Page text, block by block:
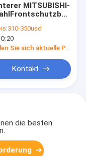
MITSUBISHI-
für
2006
Pajero
310-350usd
20
Holen Sie sich aktuelle Preis
Kontakt
die besten